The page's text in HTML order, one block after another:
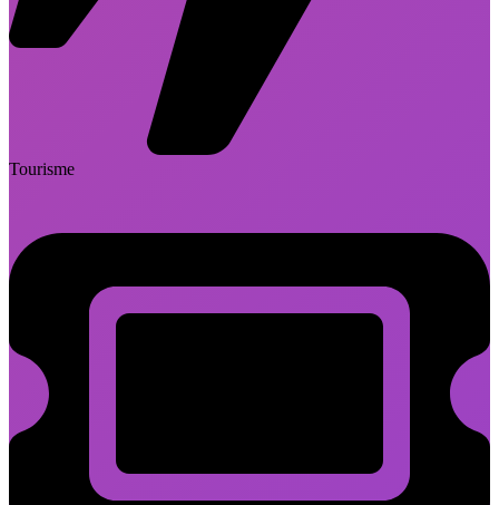
Tourisme